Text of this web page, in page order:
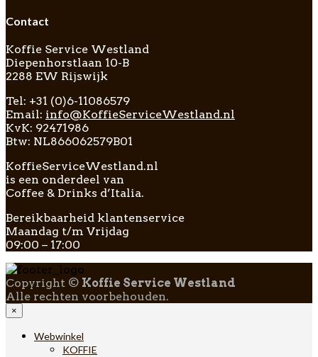
Contact
Koffie Service Westland
Diepenhorstlaan 10-B
2288 EW Rijswijk
Tel: +31 (0)6-11086579
Email: info@KoffieServiceWestland.nl
KvK: 92471986
Btw: NL866062579B01
KoffieServiceWestland.nl
is een onderdeel van
Coffee & Drinks d’Italia.
Bereikbaarheid klantenservice
Maandag t/m Vrijdag
09:00 – 17:00
Copyright © Koffie Service Westland
Alle rechten voorbehouden.
×
Webwinkel
KOFFIE